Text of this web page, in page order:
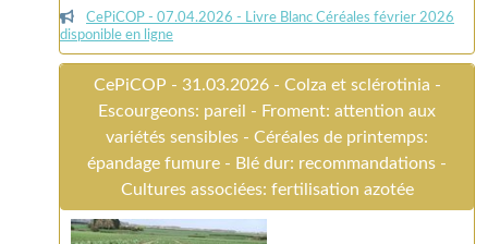
CePiCOP - 07.04.2026 - Livre Blanc Céréales février 2026
disponible en ligne
CePiCOP - 31.03.2026 - Colza et sclérotinia -
Escourgeons: pareil - Froment: attention aux
variétés sensibles - Céréales de printemps:
épandage fumure - Blé dur: recommandations -
Cultures associées: fertilisation azotée